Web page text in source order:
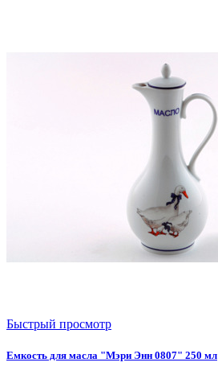
Быстрый просмотр
Емкость для масла "Мэри Энн 0807" 250 мл